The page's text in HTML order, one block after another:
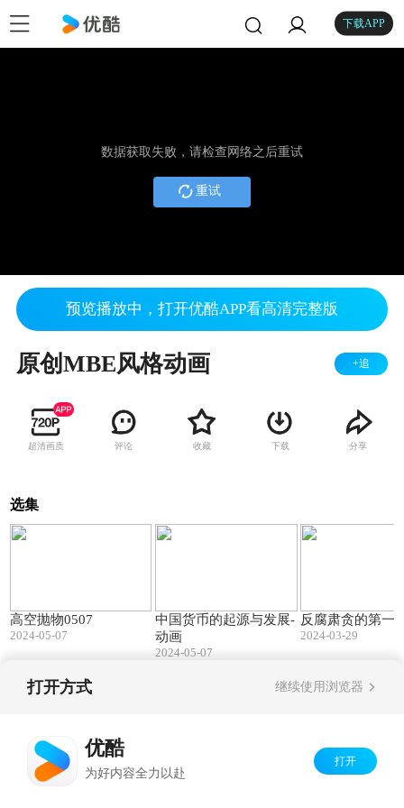
下载APP
数据获取失败，请检查网络之后重试
重试
预览播放中，打开优酷APP看高清完整版
原创MBE风格动画 +追
超清画质 评论 收藏 下载 分享
选集
高空抛物0507
2024-05-07
中国货币的起源与发展-
动画
2024-05-07
反腐肃贪的第一
2024-03-29
打开方式 继续使用浏览器
优酷
为好内容全力以赴
打开